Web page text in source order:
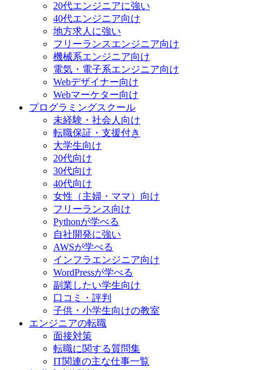
20代エンジニアに強い
40代エンジニア向け
地方求人に強い
フリーランスエンジニア向け
機械系エンジニア向け
電気・電子系エンジニア向け
Webデザイナー向け
Webマーケター向け
プログラミングスクール
未経験・社会人向け
転職保証・支援付き
大学生向け
20代向け
30代向け
40代向け
女性（主婦・ママ）向け
フリーランス向け
Pythonが学べる
自社開発に強い
AWSが学べる
インフラエンジニア向け
WordPressが学べる
副業したい学生向け
口コミ・評判
子供・小学生向けの教室
エンジニアの転職
面接対策
転職に関する質問集
IT関連の主な仕事一覧